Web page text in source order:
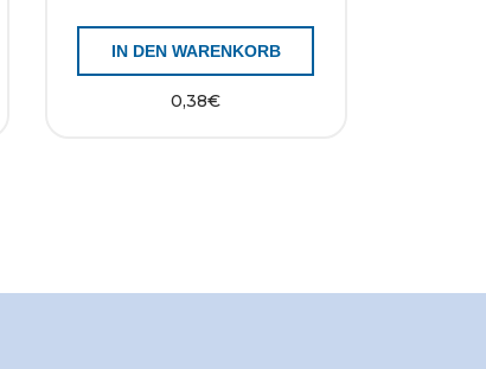
0,38€
IN DEN WARENKORB